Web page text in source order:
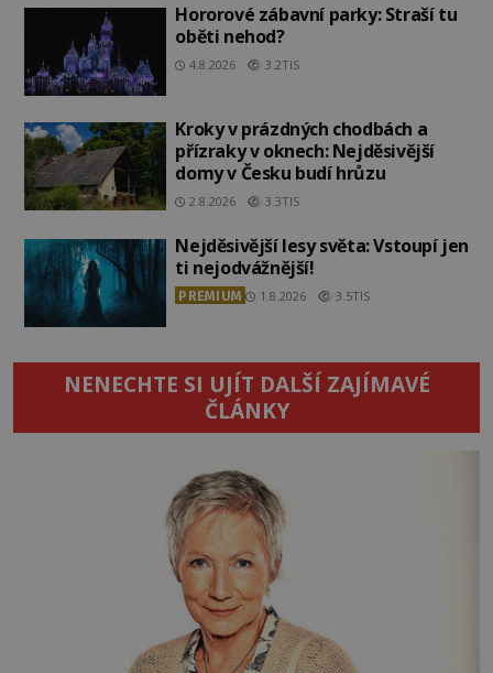
Hororové zábavní parky: Straší tu
oběti nehod?
4.8.2026 3.2TIS
Kroky v prázdných chodbách a
přízraky v oknech: Nejděsivější
domy v Česku budí hrůzu
2.8.2026 3.3TIS
Nejděsivější lesy světa: Vstoupí jen
ti nejodvážnější!
PREMIUM 1.8.2026 3.5TIS
NENECHTE SI UJÍT DALŠÍ ZAJÍMAVÉ
ČLÁNKY